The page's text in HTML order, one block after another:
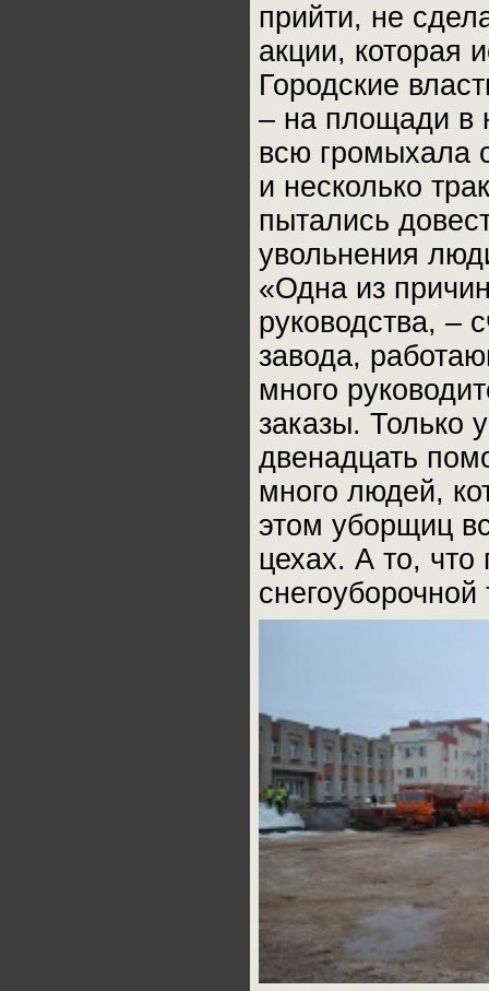
прийти, не
акции, которая
Городские
– на площади в
всю громыхала
и несколько
пытались
увольнения
«Одна из
руководства, –
завода,
много
заказы. Только
двенадцать
много людей,
этом уборщиц
цехах. А то, что